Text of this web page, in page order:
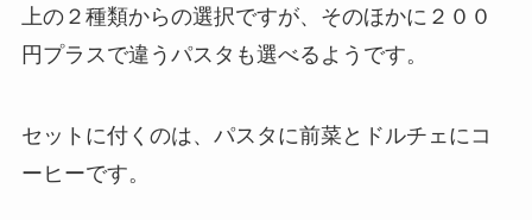
上の２種類からの選択ですが、そのほかに２００
円プラスで違うパスタも選べるようです。
セットに付くのは、パスタに前菜とドルチェにコ
ーヒーです。